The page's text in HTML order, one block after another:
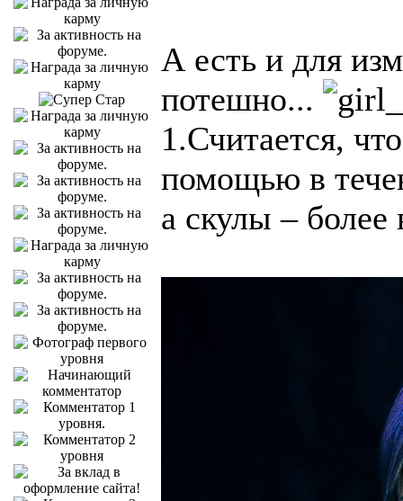
А есть и для
потешно...
1.Считается,
помощью в
а скулы –